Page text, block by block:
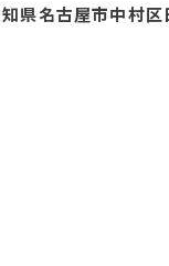
県名古屋市中村区